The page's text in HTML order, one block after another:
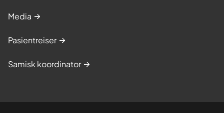
Media
Pasientreiser
Samisk koordinator